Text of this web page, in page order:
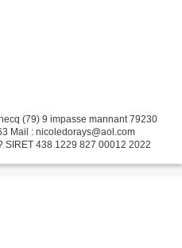
(79) 9 impasse mannant 79230
Mail : nicoledorays@aol.com
SIRET 438 1229 827 00012 2022